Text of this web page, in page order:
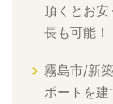
頂くとお安
長も可能！
霧島市/新
ポートを